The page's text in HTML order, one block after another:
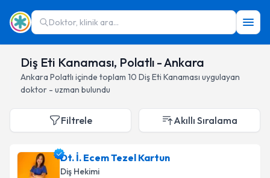
Doktor, klinik ara...
Diş Eti Kanaması, Polatlı - Ankara
Ankara Polatlı içinde toplam 10 Diş Eti Kanaması uygulayan
doktor - uzman bulundu
Filtrele Akıllı Sıralama
Dt. İ. Ecem Tezel Kartun
Diş Hekimi